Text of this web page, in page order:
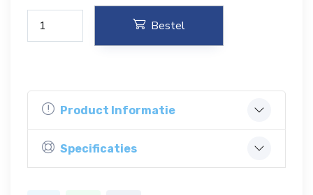
Bestel
Product Informatie
Specificaties